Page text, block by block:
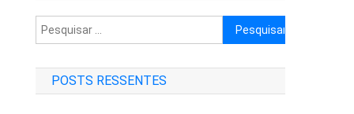
Pesquisar
por:
POSTS RESSENTES